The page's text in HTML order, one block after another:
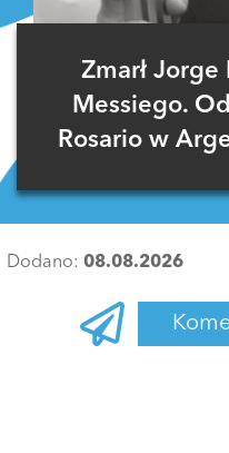
Zmarł Jorge
Messiego.
Rosario w
Dodano: 08.08.2026